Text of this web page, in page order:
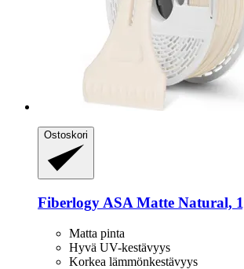
Ostoskori
Fiberlogy ASA Matte Natural,
Matta pinta
Hyvä UV-kestävyys
Korkea lämmönkestävyys